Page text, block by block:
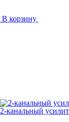
В корзину
2-канальный